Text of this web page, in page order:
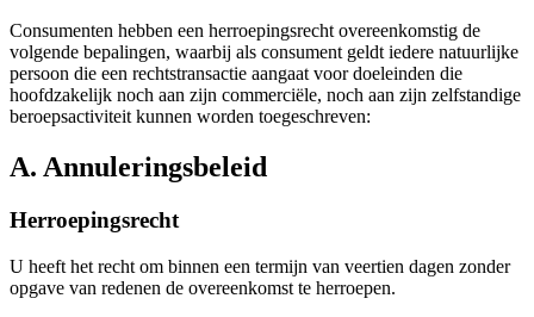
Consumenten hebben een herroepingsrecht overeenkomstig de
volgende bepalingen, waarbij als consument geldt iedere natuurlijke
persoon die een rechtstransactie aangaat voor doeleinden die
hoofdzakelijk noch aan zijn commerciële, noch aan zijn zelfstandige
beroepsactiviteit kunnen worden toegeschreven:
A. Annuleringsbeleid
Herroepingsrecht
U heeft het recht om binnen een termijn van veertien dagen zonder
opgave van redenen de overeenkomst te herroepen.